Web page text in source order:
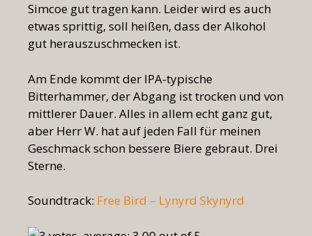
Simcoe gut tragen kann. Leider wird es auch
etwas sprittig, soll heißen, dass der Alkohol
gut herauszuschmecken ist.
Am Ende kommt der IPA-typische
Bitterhammer, der Abgang ist trocken und von
mittlerer Dauer. Alles in allem echt ganz gut,
aber Herr W. hat auf jeden Fall für meinen
Geschmack schon bessere Biere gebraut. Drei
Sterne.
Soundtrack: Free Bird – Lynyrd Skynyrd